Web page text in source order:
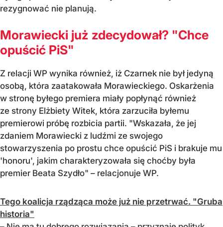
rezygnować nie planują.
Morawiecki już zdecydował? "Chce
opuścić PiS"
Z relacji WP wynika również, iż Czarnek nie był jedyną
osobą, która zaatakowała Morawieckiego. Oskarżenia
w stronę byłego premiera miały popłynąć również
ze strony Elżbiety Witek, która zarzuciła byłemu
premierowi próbę rozbicia partii. "Wskazała, że jej
zdaniem Morawiecki z ludźmi ze swojego
stowarzyszenia po prostu chce opuścić PiS i brakuje mu
'honoru', jakim charakteryzowała się choćby była
premier Beata Szydło" – relacjonuje WP.
Tego koalicja rządząca może już nie przetrwać. "Gruba
historia"